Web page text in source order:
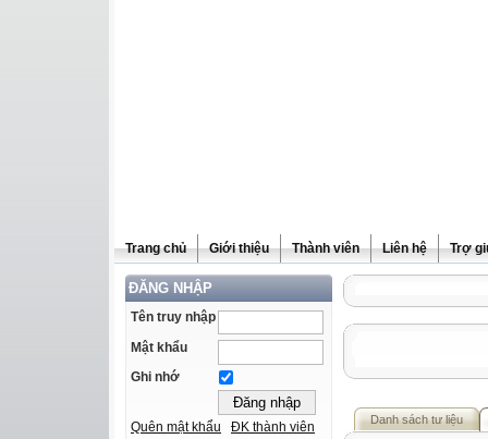
Trang chủ Giới thiệu Thành viên Liên hệ Trợ
ĐĂNG NHẬP
Tên truy nhập
Mật khẩu
Ghi nhớ
Quên mật khẩu ĐK thành viên
Danh sách tư liệu